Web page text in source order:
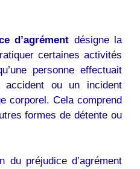
d’agrément désigne la
certaines activités
personne effectuait
accident ou un incident
corporel. Cela comprend
formes de détente ou
du préjudice d’agrément